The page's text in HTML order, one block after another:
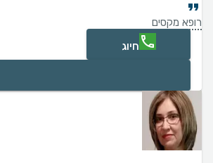
רופא מקסים
חיוג